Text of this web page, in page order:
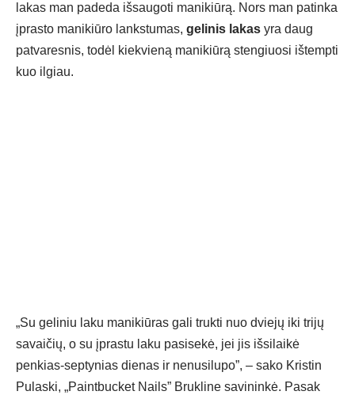
lakas man padeda išsaugoti manikiūrą. Nors man patinka
įprasto manikiūro lankstumas, gelinis lakas yra daug
patvaresnis, todėl kiekvieną manikiūrą stengiuosi ištempti
kuo ilgiau.
„Su geliniu laku manikiūras gali trukti nuo dviejų iki trijų
savaičių, o su įprastu laku pasisekė, jei jis išsilaikė
penkias-septynias dienas ir nenusilupo”, – sako Kristin
Pulaski, „Paintbucket Nails” Brukline savininkė. Pasak